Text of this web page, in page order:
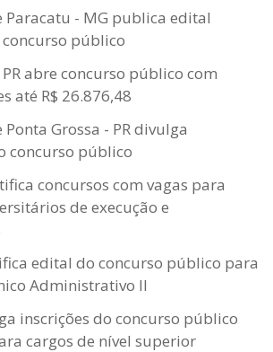
Paracatu - MG publica edital
público
abre concurso público com
até R$ 26.876,48
Grossa - PR divulga
concurso público
concursos com vagas para
de execução e
edital do concurso público para
Administrativo II
inscrições do concurso público
cargos de nível superior